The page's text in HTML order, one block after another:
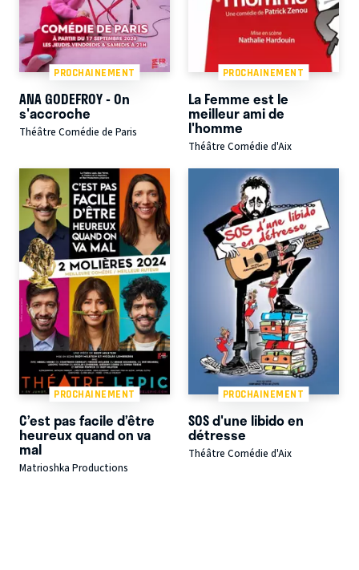
PROCHAINEMENT
ANA GODEFROY - On
s'accroche
Théâtre Comédie de Paris
PROCHAINEMENT
La Femme est le
meilleur ami de
l'homme
Théâtre Comédie d'Aix
PROCHAINEMENT
C’est pas facile d’être
heureux quand on va
mal
Matrioshka Productions
PROCHAINEMENT
SOS d'une libido en
détresse
Théâtre Comédie d'Aix